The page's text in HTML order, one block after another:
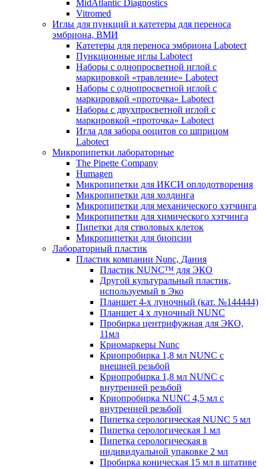
MidAtlantic Diagnostics
Vitromed
Иглы для пункций и катетеры для переноса
эмбриона, ВМИ
Катетеры для переноса эмбриона Labotect
Пункционные иглы Labotect
Наборы с однопросветной иглой с
маркировкой «травление» Labotect
Наборы с однопросветной иглой с
маркировкой «проточка» Labotect
Наборы с двухпросветной иглой с
маркировкой «проточка» Labotect
Игла для забора ооцитов со шприцом
Labotect
Микропипетки лабораторные
The Pipette Company
Humagen
Микропипетки для ИКСИ оплодотворения
Микропипетки для холдинга
Микропипетки для механического хэтчинга
Микропипетки для химического хэтчинга
Пипетки для стволовых клеток
Микропипетки для биопсии
Лабораторный пластик
Пластик компании Nunc, Дания
Пластик NUNC™ для ЭКО
Другой культуральный пластик,
используемый в Эко
Планшет 4-х луночный (кат. №144444)
Планшет 4 х луночный NUNC
Пробирка центрифужная для ЭКО,
11мл
Криомаркеры Nunc
Криопробирка 1,8 мл NUNC с
внешней резьбой
Криопробирка 1,8 мл NUNC с
внутренней резьбой
Криопробирка NUNC 4,5 мл с
внутренней резьбой
Пипетка серологическая NUNC 5 мл
Пипетка серологическая 1 мл
Пипетка серологическая в
индивидуальной упаковке 2 мл
Пробирка коническая 15 мл в штативе